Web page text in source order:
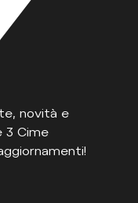
novità e
3 Cime